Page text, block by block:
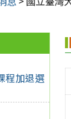
程加退選